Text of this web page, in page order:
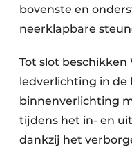
bovenste en
neerklapbare
Tot slot beschikken
ledverlichting in de
binnenverlichting
tijdens het in- en
dankzij het